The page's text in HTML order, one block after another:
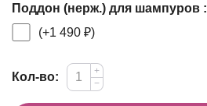
Поддон (нерж.) для шампуров :
(+1 490₽)
Кол-во:
+
−